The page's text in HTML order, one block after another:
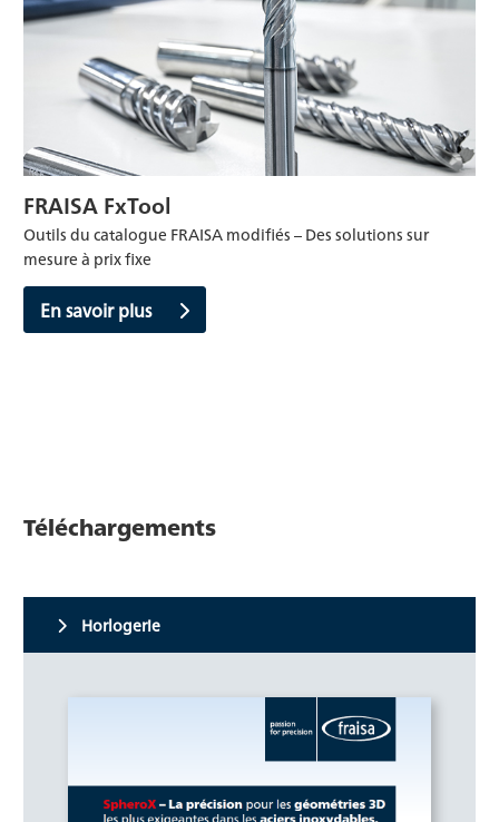
FRAISA FxTool
Outils du catalogue FRAISA modifiés – Des solutions sur
mesure à prix fixe
En savoir plus
Téléchargements
Horlogerie